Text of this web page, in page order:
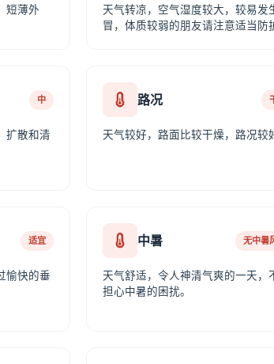
短薄外
天气转凉，空气湿度较大，较易发
冒，体质较弱的朋友请注意适当防
中
扩散和清
路况
天气较好，路面比较干燥，路况较
适宜
愉快的垂
中暑 无中暑
天气舒适，令人神清气爽的一天，
担心中暑的困扰。